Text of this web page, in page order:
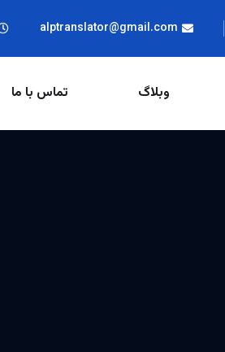
alptranslator@gmail.com
وبلاگ تماس با ما